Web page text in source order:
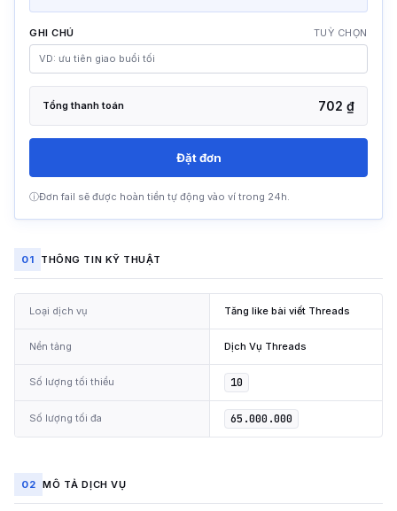
01 THÔNG TIN KỸ THUẬT
Loại dịch vụ Tăng like bài viết Threads
Nền tảng Dịch Vụ Threads
Số lượng tối thiểu 10
Số lượng tối đa 65.000.000
02 MÔ TẢ DỊCH VỤ
GHI CHÚ TUỲ CHỌN
Tổng thanh toán 702 ₫
Đặt đơn
ⓘĐơn fail sẽ được hoàn tiền tự động vào ví trong 24h.